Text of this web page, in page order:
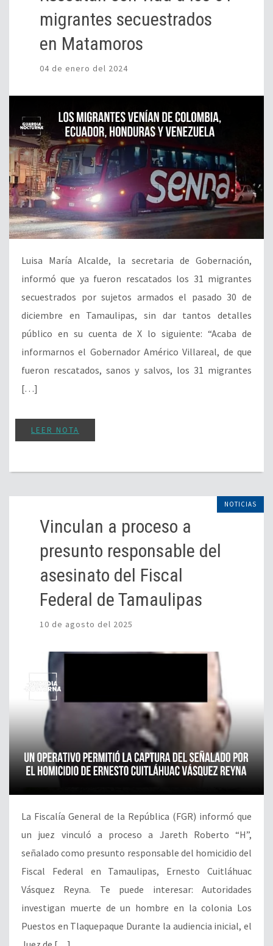
migrantes secuestrados
en Matamoros
04 de enero del 2024
Luisa María Alcalde, la secretaria de Gobernación,
informó que ya fueron rescatados los 31 migrantes
secuestrados por sujetos armados el pasado 30 de
diciembre en Tamaulipas, sin dar tantos detalles
público en su cuenta de X lo siguiente: “Acaba de
informarnos el Gobernador Américo Villareal, de que
fueron rescatados, sanos y salvos, los 31 migrantes
[…]
LEER NOTA
NOTICIAS
Vinculan a proceso a
presunto responsable del
asesinato del Fiscal
Federal de Tamaulipas
10 de agosto del 2025
La Fiscalía General de la República (FGR) informó que
un juez vinculó a proceso a Jareth Roberto “H”,
señalado como presunto responsable del homicidio del
Fiscal Federal en Tamaulipas, Ernesto Cuitláhuac
Vásquez Reyna. Te puede interesar: Autoridades
investigan muerte de un hombre en la colonia Los
Puestos en Tlaquepaque Durante la audiencia inicial, el